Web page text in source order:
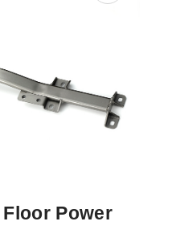
Floor Power